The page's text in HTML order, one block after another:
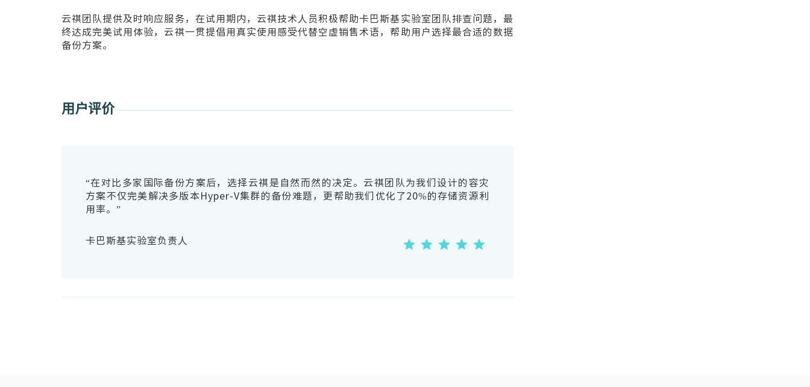
云祺团队提供及时响应服务，在试用期内，云祺技术人员积极帮助卡巴斯基实验室团队排查问题，最
终达成完美试用体验，云祺一贯提倡用真实使用感受代替空虚销售术语，帮助用户选择最合适的数据
备份方案。
用户评价
“在对比多家国际备份方案后，选择云祺是自然而然的决定。云祺团队为我们设计的容灾
方案不仅完美解决多版本Hyper-V集群的备份难题，更帮助我们优化了20%的存储资源利
用率。”
卡巴斯基实验室负责人